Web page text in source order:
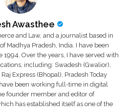
Awasthee
and Law, and a journalist based in
Madhya Pradesh, India. I have been
Over the years, I have served with
including: Swadesh (Gwalior),
Express (Bhopal), Pradesh Today
been working full-time in digital
founder member and editor of
has established itself as one of the